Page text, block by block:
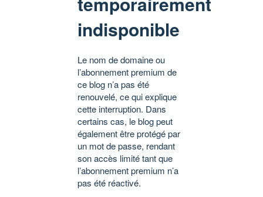
indisponible
Le nom de domaine ou
l’abonnement premium de
ce blog n’a pas été
renouvelé, ce qui explique
cette interruption. Dans
certains cas, le blog peut
également être protégé par
un mot de passe, rendant
son accès limité tant que
l’abonnement premium n’a
pas été réactivé.